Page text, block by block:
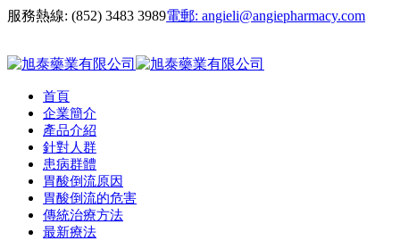
服務熱線: (852) 3483 3989電郵: angieli@angiepharmacy.com
首頁
企業簡介
產品介紹
針對人群
患病群體
胃酸倒流原因
胃酸倒流的危害
傳統治療方法
最新療法